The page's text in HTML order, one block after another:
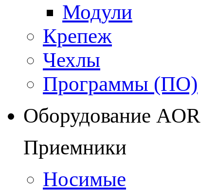
Модули
Крепеж
Чехлы
Программы (ПО)
Оборудование AOR
Приемники
Носимые